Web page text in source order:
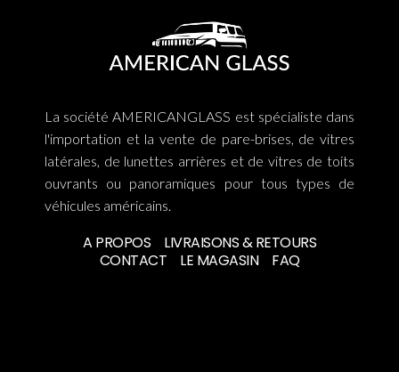
La société AMERICANGLASS est spécialiste dans
l'importation et la vente de pare-brises, de vitres
latérales, de lunettes arrières et de vitres de toits
ouvrants ou panoramiques pour tous types de
véhicules américains.
A PROPOS
LIVRAISONS & RETOURS
CONTACT
LE MAGASIN FAQ